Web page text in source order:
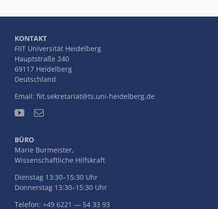
KONTAKT
FIIT Universität Heidelberg
Hauptstraße 240
69117 Heidelberg
Deutschland
Email: fiit.sekretariat@ts.uni-heidelberg.de
BÜRO
Marie Burmeister,
Wissenschaftliche Hilfskraft
Dienstag 13:30–15:30 Uhr
Donnerstag 13:30–15:30 Uhr
Telefon: +49 6221 — 54 33 93